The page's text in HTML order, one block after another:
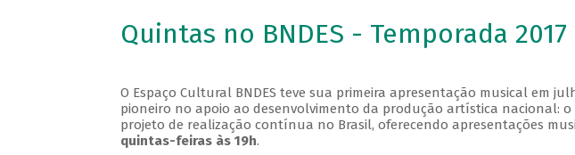
Quintas no BNDES - Temporada 2017
O Espaço Cultural BNDES teve sua primeira apresentação musical em
pioneiro no apoio ao desenvolvimento da produção artística nacional: o
projeto de realização contínua no Brasil, oferecendo apresentações
quintas-feiras às 19h.